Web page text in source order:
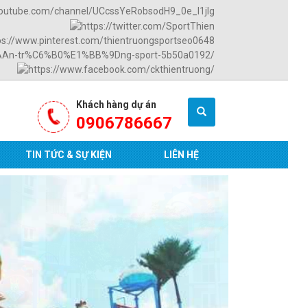
Khách hàng dự án
0906786667
TIN TỨC & SỰ KIỆN LIÊN HỆ